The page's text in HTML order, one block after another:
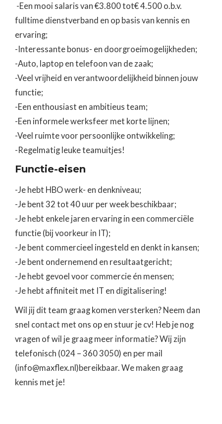
-Een mooi salaris van €3.800 tot€ 4.500 o.b.v.
fulltime dienstverband en op basis van kennis en
ervaring;
-Interessante bonus- en doorgroeimogelijkheden;
-Auto, laptop en telefoon van de zaak;
-Veel vrijheid en verantwoordelijkheid binnen jouw
functie;
-Een enthousiast en ambitieus team;
-Een informele werksfeer met korte lijnen;
-Veel ruimte voor persoonlijke ontwikkeling;
-Regelmatig leuke teamuitjes!
Functie-eisen
-Je hebt HBO werk- en denkniveau;
-Je bent 32 tot 40 uur per week beschikbaar;
-Je hebt enkele jaren ervaring in een commerciële
functie (bij voorkeur in IT);
-Je bent commercieel ingesteld en denkt in kansen;
-Je bent ondernemend en resultaatgericht;
-Je hebt gevoel voor commercie én mensen;
-Je hebt affiniteit met IT en digitalisering!
Wil jij dit team graag komen versterken? Neem dan
snel contact met ons op en stuur je cv! Heb je nog
vragen of wil je graag meer informatie? Wij zijn
telefonisch (024 – 360 3050) en per mail
(info@maxflex.nl)bereikbaar. We maken graag
kennis met je!